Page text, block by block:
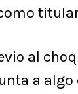
al
a